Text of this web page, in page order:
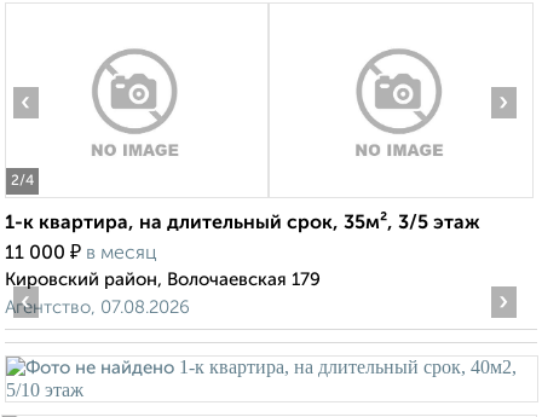
2/4
‹ ›
1-к квартира, на длительный срок, 35м², 3/5 этаж
11 000 ₽ в месяц
Кировский район, Волочаевская 179
Агентство, 07.08.2026
‹ ›